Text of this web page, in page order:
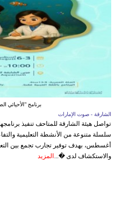
برنامج "الأحيائي
الشارقة - صوت الإمارات
سلسلة متنوعة من الأنشطة التعليمية
أغسطس، بهدف توفير تجارب تجمع بين التعلم
والاستكشاف لدى �... المزيد